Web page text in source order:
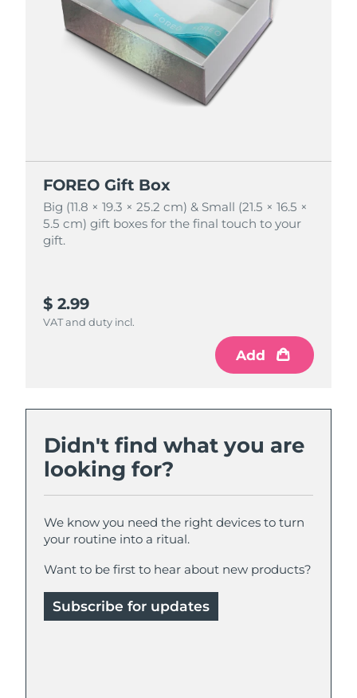
FOREO Gift Box
Big (11.8 × 19.3 × 25.2 cm) & Small (21.5 × 16.5 ×
5.5 cm) gift boxes for the final touch to your
gift.
$ 2.99
VAT and duty incl.
Add
FOREO Gift Box
Big (11.8 × 19.3 × 25.2 cm) & Small (21.5 × 16.5 ×
5.5 cm) gift boxes for the final touch to your
gift.
$ 4.99
VAT and duty incl.
Add
Didn't find what you are
looking for?
We know you need the right devices to turn
your routine into a ritual.
Want to be first to hear about new products?
Subscribe for updates